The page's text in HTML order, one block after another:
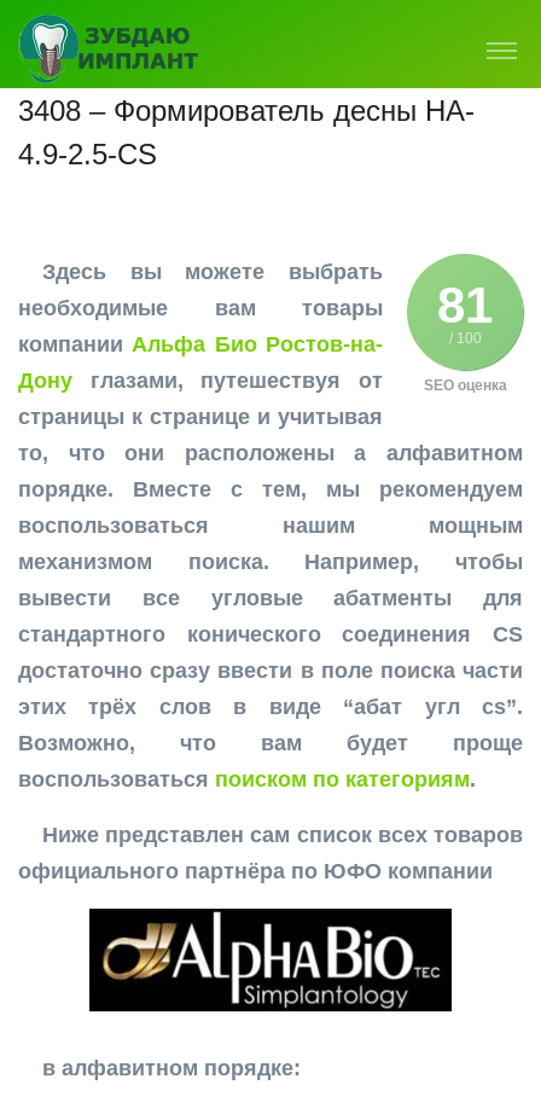
3408 – Формирователь десны HA-
4.9-2.5-CS
81
/ 100
SEO оценка
Здесь вы можете выбрать
необходимые вам товары
компанииАльфа Био Ростов-на-
Дону глазами, путешествуя от
страницы к странице и учитывая
то, что они расположены а алфавитном
порядке. Вместе с тем, мы рекомендуем
воспользоваться нашим мощным
механизмом поиска. Например, чтобы
вывести все угловые абатменты для
стандартного конического соединения CS
достаточно сразу ввести в поле поиска части
этих трёх слов в виде “абат угл cs”.
Возможно, что вам будет проще
воспользоваться поиском по категориям.
Ниже представлен сам список всех товаров
официального партнёра по ЮФО компании
в алфавитном порядке: